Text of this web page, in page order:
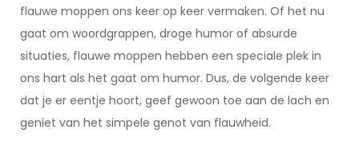
flauwe moppen ons keer op keer vermaken. Of het nu
gaat om woordgrappen, droge humor of absurde
situaties, flauwe moppen hebben een speciale plek in
ons hart als het gaat om humor. Dus, de volgende keer
dat je er eentje hoort, geef gewoon toe aan de lach en
geniet van het simpele genot van flauwheid.